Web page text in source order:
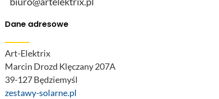
Dane adresowe
Art-Elektrix
Marcin Drozd Klęczany 207A
39-127 Będziemyśl
zestawy-solarne.pl